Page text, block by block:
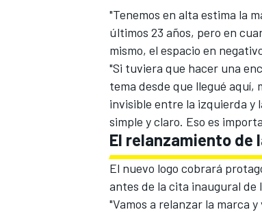
"Tenemos en alta estima la
últimos 23 años, pero en
mismo, el espacio en
"Si tuviera que hacer una
tema desde que llegué aquí,
invisible entre la izquierda y
simple y claro. Eso es
El relanzamiento de
El nuevo logo cobrará
antes de la cita inaugural de
"Vamos a relanzar la marca